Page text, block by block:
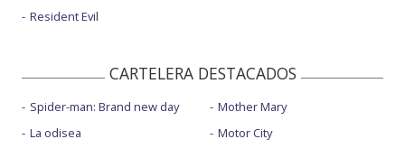
Resident Evil
CARTELERA DESTACADOS
Spider-man: Brand new day
La odisea
Mother Mary
Motor City